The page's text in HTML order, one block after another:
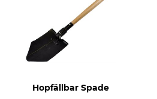
Hopfällbar Spade